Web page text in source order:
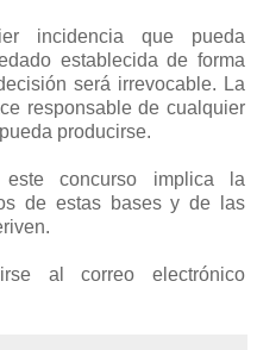
incidencia que pueda
establecida de forma
será irrevocable. La
responsable de cualquier
producirse.
concurso implica la
de estas bases y de las
al correo electrónico